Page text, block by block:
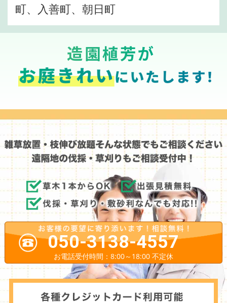
町、入善町、朝日町
造園植芳が
050-3138-4557
お電話受付時間：8:00～18:00 不定休